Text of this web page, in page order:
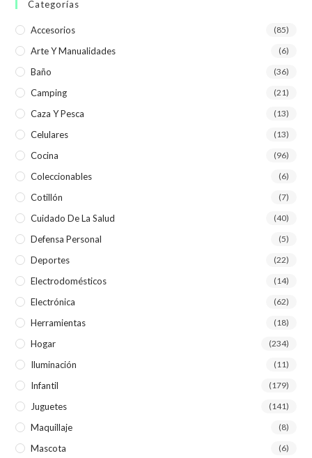
Categorías
Accesorios (85)
Arte Y Manualidades (6)
Baño (36)
Camping (21)
Caza Y Pesca (13)
Celulares (13)
Cocina (96)
Coleccionables (6)
Cotillón (7)
Cuidado De La Salud (40)
Defensa Personal (5)
Deportes (22)
Electrodomésticos (14)
Electrónica (62)
Herramientas (18)
Hogar (234)
Iluminación (11)
Infantil (179)
Juguetes (141)
Maquillaje (8)
Mascota (6)